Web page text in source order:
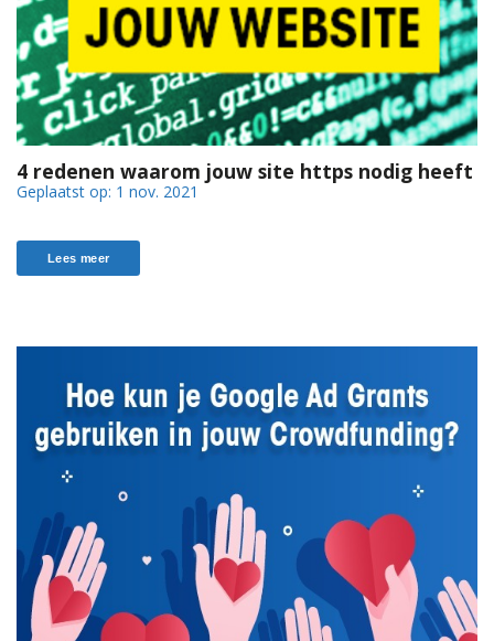
4 redenen waarom jouw site https nodig heeft
Geplaatst op: 1 nov. 2021
Lees meer